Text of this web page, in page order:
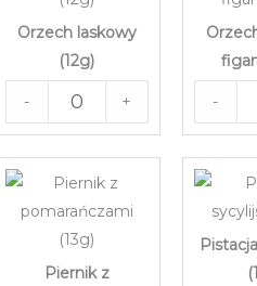
Orzech laskowy
(12g)
- + -
Piernik z